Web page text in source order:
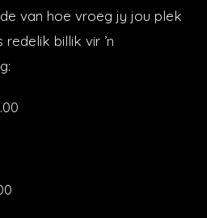
van hoe vroeg jy jou plek
billik vir ’n